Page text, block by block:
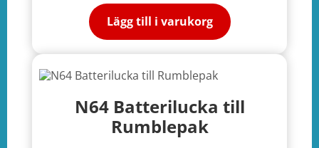
Lägg till i varukorg
N64 Batterilucka till
Rumblepak